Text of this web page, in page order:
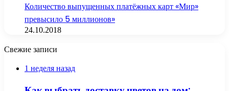
Количество выпущенных платёжных карт «Мир»
превысило 5 миллионов»
24.10.2018
Свежие записи
1 неделя назад